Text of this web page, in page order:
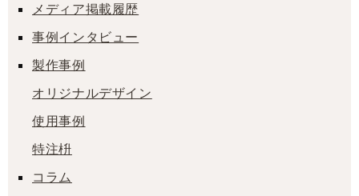
メディア掲載履歴
事例インタビュー
製作事例
オリジナルデザイン
使用事例
特注枡
コラム